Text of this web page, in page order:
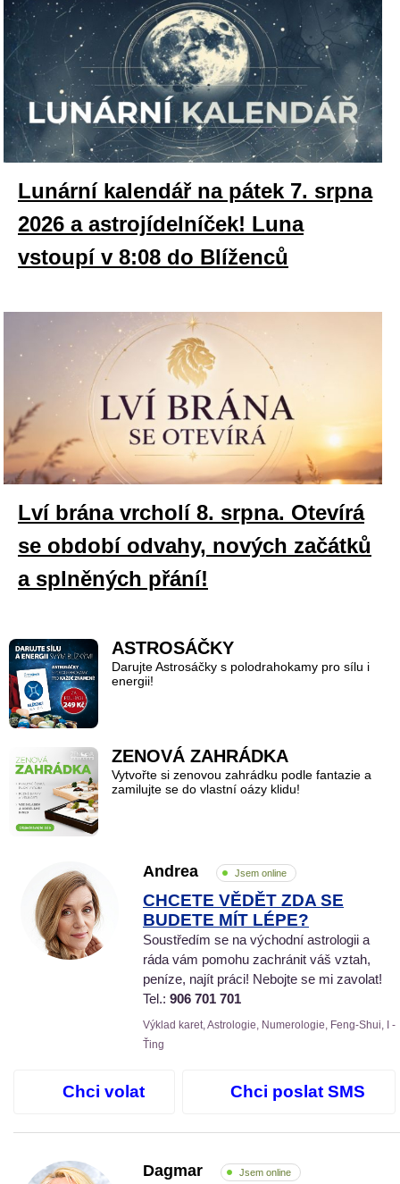
Lunární kalendář na pátek 7. srpna
2026 a astrojídelníček! Luna
vstoupí v 8:08 do Blíženců
Lví brána vrcholí 8. srpna. Otevírá
se období odvahy, nových začátků
a splněných přání!
ASTROSÁČKY
Darujte Astrosáčky s polodrahokamy pro sílu i
energii!
ZENOVÁ ZAHRÁDKA
Vytvořte si zenovou zahrádku podle fantazie a
zamilujte se do vlastní oázy klidu!
Andrea Jsem online
CHCETE VĚDĚT ZDA SE
BUDETE MÍT LÉPE?
Soustředím se na východní astrologii a
ráda vám pomohu zachránit váš vztah,
peníze, najít práci! Nebojte se mi zavolat!
Tel.: 906 701 701
Výklad karet, Astrologie, Numerologie, Feng-Shui, I -
Ťing
Chci volat Chci poslat SMS
Dagmar Jsem online